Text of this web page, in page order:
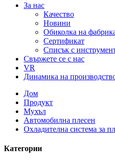
За нас
Качество
Новини
Обиколка на
Сертификат
Списък с
Свържете се с нас
VR
Динамика на
Дом
Продукт
Мухъл
Автомобилна плесен
Охладителна система за
Категории